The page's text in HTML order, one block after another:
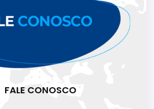
FALE CONOSCO